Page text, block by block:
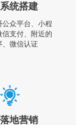
统搭建
公众平台、小程
信支付、附近的
、微信认证
地营销